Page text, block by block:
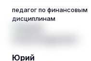
педагог по финансовым
дисциплинам
Юрий